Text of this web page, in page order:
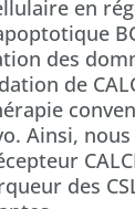
en
des
de
Ainsi, nous
des